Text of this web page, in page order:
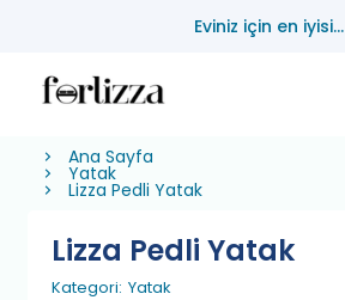
Eviniz için en iyisi...
Ana Sayfa
Yatak
Lizza Pedli Yatak
Lizza Pedli Yatak
Kategori: Yatak